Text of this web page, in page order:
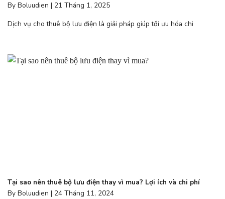
By Boluudien | 21 Tháng 1, 2025
Dịch vụ cho thuê bộ lưu điện là giải pháp giúp tối ưu hóa chi
Tại sao nên thuê bộ lưu điện thay vì mua? Lợi ích và chi phí
By Boluudien | 24 Tháng 11, 2024